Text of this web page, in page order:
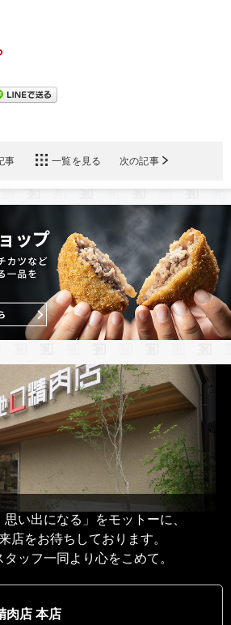
事 一覧を見る 次の記事
思い出になる」をモットーに、
店をお待ちしております。
ッフ一同より心をこめて。
肉店 本店